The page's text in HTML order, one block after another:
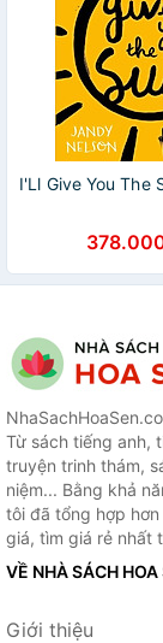
I'Ll Give You The
Từ sách tiếng anh,
truyện trinh thám,
niệm... Bằng khả
tôi đã tổng hợp
giá, tìm giá rẻ nhất
VỀ NHÀ SÁCH HOA
Giới thiệu